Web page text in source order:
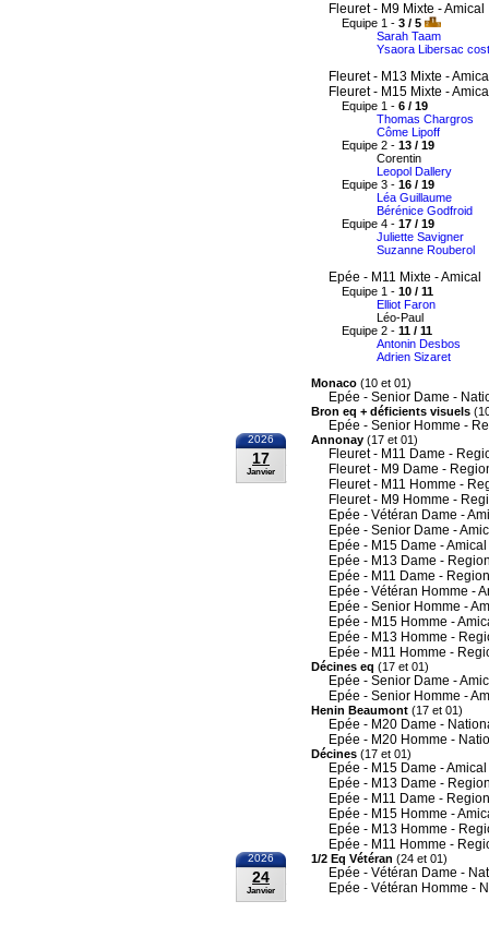
Fleuret - M9 Mixte - Amical
Equipe 1 - 3 / 5
Sarah Taam
Ysaora Libersac
Fleuret - M13 Mixte -
Fleuret - M15 Mixte -
Equipe 1 - 6 / 19
Thomas Chargros
Côme Lipoff
Equipe 2 - 13 / 19
Corentin
Leopol Dallery
Equipe 3 - 16 / 19
Léa Guillaume
Bérénice Godfroid
Equipe 4 - 17 / 19
Juliette Savigner
Suzanne Rouberol
Epée - M11 Mixte - Amical
Equipe 1 - 10 / 11
Elliot Faron
Léo-Paul
Equipe 2 - 11 / 11
Antonin Desbos
Adrien Sizaret
Monaco (10 et 01)
Epée - Senior Dame -
Bron eq + déficients visuels
Epée - Senior Homme -
2026
17
Janvier
Annonay (17 et 01)
Fleuret - M11 Dame -
Fleuret - M9 Dame -
Fleuret - M11 Homme -
Fleuret - M9 Homme -
Epée - Vétéran Dame -
Epée - Senior Dame -
Epée - M15 Dame - Amical
Epée - M13 Dame -
Epée - M11 Dame -
Epée - Vétéran Homme -
Epée - Senior Homme -
Epée - M15 Homme -
Epée - M13 Homme -
Epée - M11 Homme -
Décines eq (17 et 01)
Epée - Senior Dame -
Epée - Senior Homme -
Henin Beaumont (17 et 01)
Epée - M20 Dame -
Epée - M20 Homme -
Décines (17 et 01)
Epée - M15 Dame - Amical
Epée - M13 Dame -
Epée - M11 Dame -
Epée - M15 Homme -
Epée - M13 Homme -
Epée - M11 Homme -
2026
24
Janvier
1/2 Eq Vétéran (24 et 01)
Epée - Vétéran Dame -
Epée - Vétéran Homme -